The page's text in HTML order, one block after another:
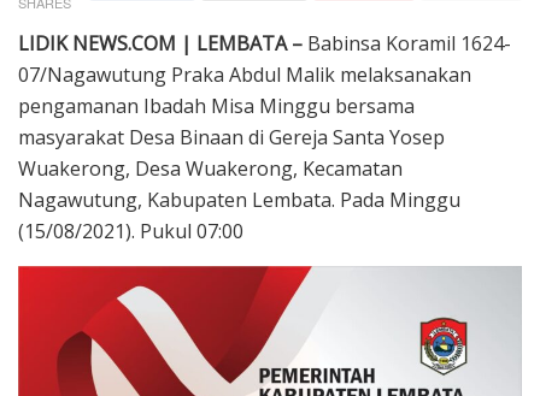
LIDIK NEWS.COM | LEMBATA – Babinsa Koramil 1624-
07/Nagawutung Praka Abdul Malik melaksanakan
pengamanan Ibadah Misa Minggu bersama
masyarakat Desa Binaan di Gereja Santa Yosep
Wuakerong, Desa Wuakerong, Kecamatan
Nagawutung, Kabupaten Lembata. Pada Minggu
(15/08/2021). Pukul 07:00